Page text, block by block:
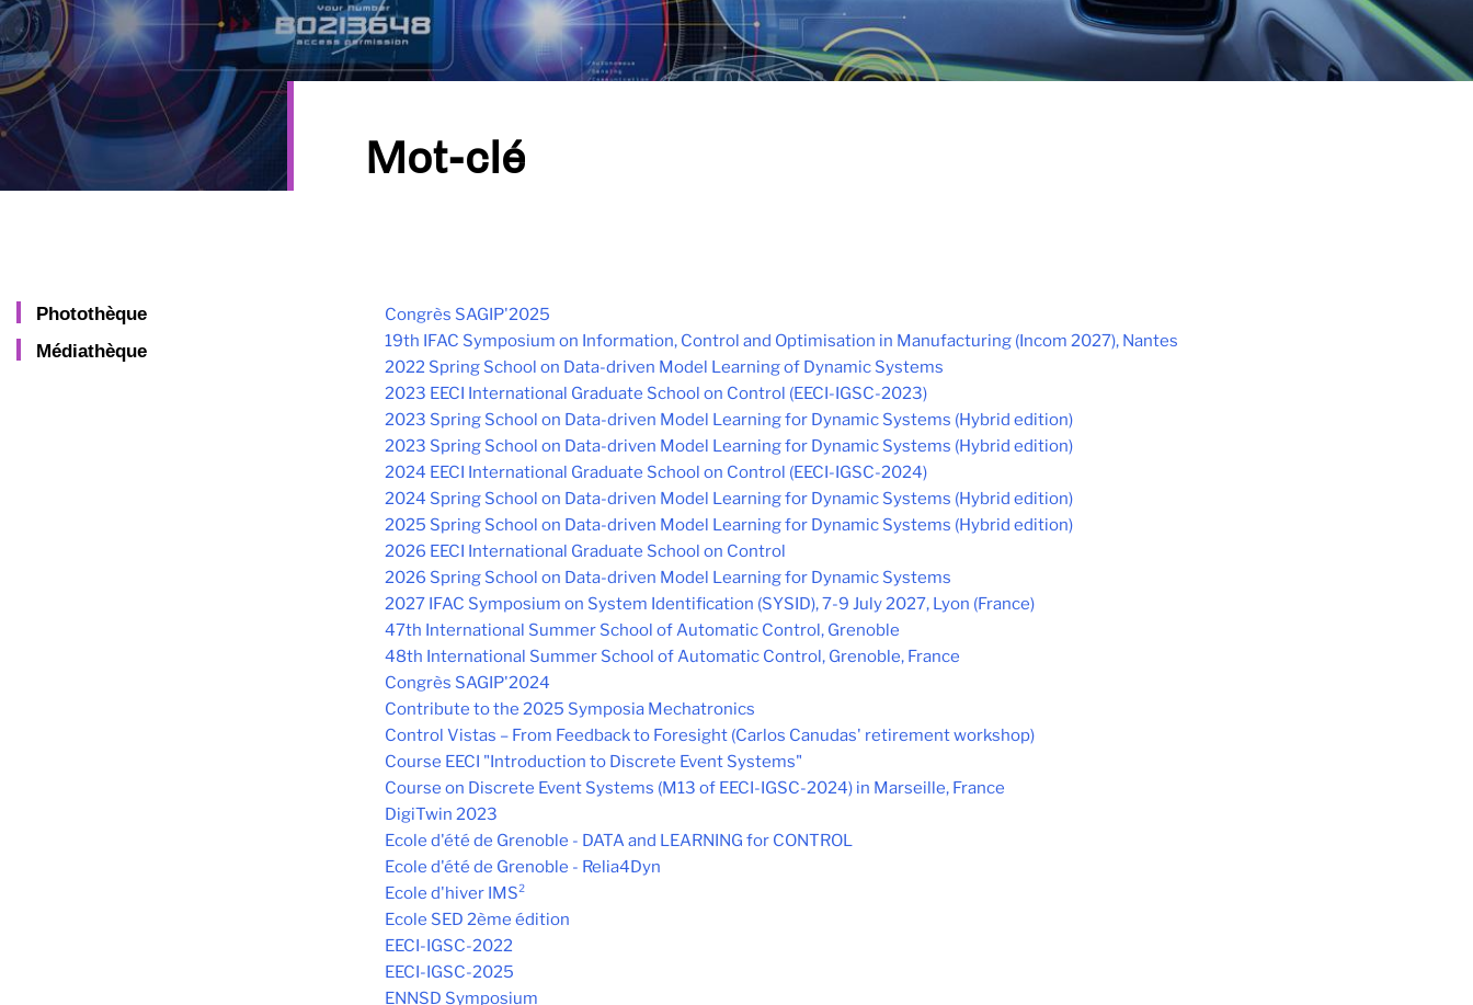
Mot-clé
Photothèque
Médiathèque
Congrès SAGIP'2025
19th IFAC Symposium on Information, Control and Optimisation in Manufacturing (Incom 2027), Nantes
2022 Spring School on Data-driven Model Learning of Dynamic Systems
2023 EECI International Graduate School on Control (EECI-IGSC-2023)
2023 Spring School on Data-driven Model Learning for Dynamic Systems (Hybrid edition)
2023 Spring School on Data-driven Model Learning for Dynamic Systems (Hybrid edition)
2024 EECI International Graduate School on Control (EECI-IGSC-2024)
2024 Spring School on Data-driven Model Learning for Dynamic Systems (Hybrid edition)
2025 Spring School on Data-driven Model Learning for Dynamic Systems (Hybrid edition)
2026 EECI International Graduate School on Control
2026 Spring School on Data-driven Model Learning for Dynamic Systems
2027 IFAC Symposium on System Identification (SYSID), 7-9 July 2027, Lyon (France)
47th International Summer School of Automatic Control, Grenoble
48th International Summer School of Automatic Control, Grenoble, France
Congrès SAGIP'2024
Contribute to the 2025 Symposia Mechatronics
Control Vistas – From Feedback to Foresight (Carlos Canudas' retirement workshop)
Course EECI "Introduction to Discrete Event Systems"
Course on Discrete Event Systems (M13 of EECI-IGSC-2024) in Marseille, France
DigiTwin 2023
Ecole d'été de Grenoble - DATA and LEARNING for CONTROL
Ecole d'été de Grenoble - Relia4Dyn
Ecole d'hiver IMS²
Ecole SED 2ème édition
EECI-IGSC-2022
EECI-IGSC-2025
ENNSD Symposium